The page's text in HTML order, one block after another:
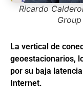
Ricardo
La vertical de
geoestacionarios,
por su baja
Internet.